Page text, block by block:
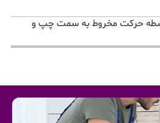
واسطه حرکت مخروط به سمت چپ و